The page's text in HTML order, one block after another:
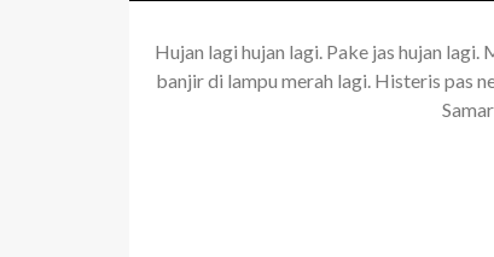
Hujan lagi hujan lagi. Pake jas hujan
banjir di lampu merah lagi. Histeris pas